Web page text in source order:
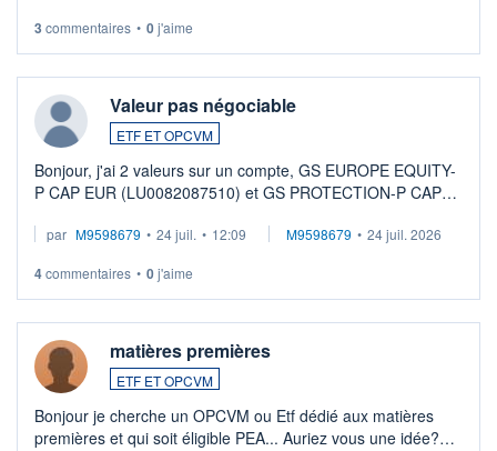
3 commentaires • 0j'aime
Valeur pas négociable
ETF ET OPCVM
Bonjour, j'ai 2 valeurs sur un compte, GS EUROPE EQUITY-
P CAP EUR (LU0082087510) et GS PROTECTION-P CAP
veux procéder à la vente, on me signale ...
par M9598679 • 24 juil. • 12:09 M9598679 • 24 juil. 2026
4commentaires • 0j'aime
matières premières
ETF ET OPCVM
Bonjour je cherche un OPCVM ou Etf dédié aux matières
premières et qui soit éligible PEA... Auriez vous une idée?